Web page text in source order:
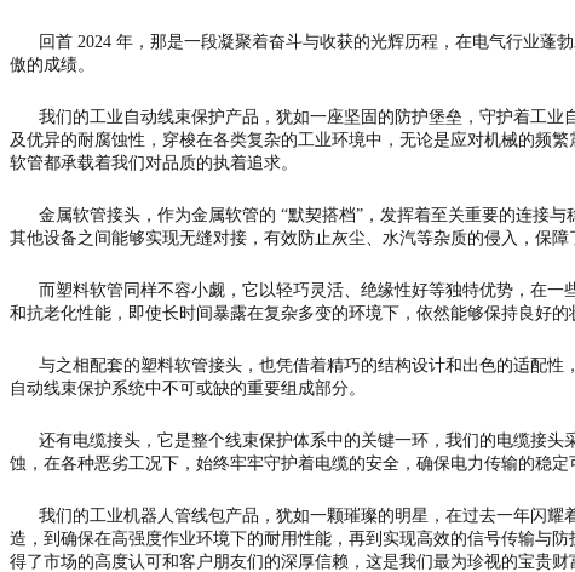
回首 2024 年，那是一段凝聚着奋斗与收获的光辉历程，在电气行业蓬
傲的成绩。
我们的工业自动线束保护产品，犹如一座坚固的防护堡垒，守护着工业
及优异的耐腐蚀性，穿梭在各类复杂的工业环境中，无论是应对机械的频
软管都承载着我们对品质的执着追求。
金属软管接头，作为金属软管的 “默契搭档”，发挥着至关重要的连接与
其他设备之间能够实现无缝对接，有效防止灰尘、水汽等杂质的侵入，保
而塑料软管同样不容小觑，它以轻巧灵活、绝缘性好等独特优势，在一
和抗老化性能，即使长时间暴露在复杂多变的环境下，依然能够保持良好
与之相配套的塑料软管接头，也凭借着精巧的结构设计和出色的适配性
自动线束保护系统中不可或缺的重要组成部分。
还有电缆接头，它是整个线束保护体系中的关键一环，我们的电缆接头
蚀，在各种恶劣工况下，始终牢牢守护着电缆的安全，确保电力传输的稳定
我们的工业机器人管线包产品，犹如一颗璀璨的明星，在过去一年闪耀
造，到确保在高强度作业环境下的耐用性能，再到实现高效的信号传输与
得了市场的高度认可和客户朋友们的深厚信赖，这是我们最为珍视的宝贵财